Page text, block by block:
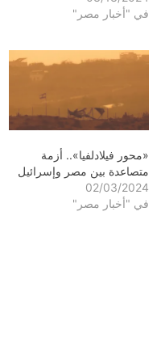
في "أخبار مصر"
«محور فيلادلفيا».. أزمة
متصاعدة بين مصر وإسرائيل
02/03/2024
في "أخبار مصر"